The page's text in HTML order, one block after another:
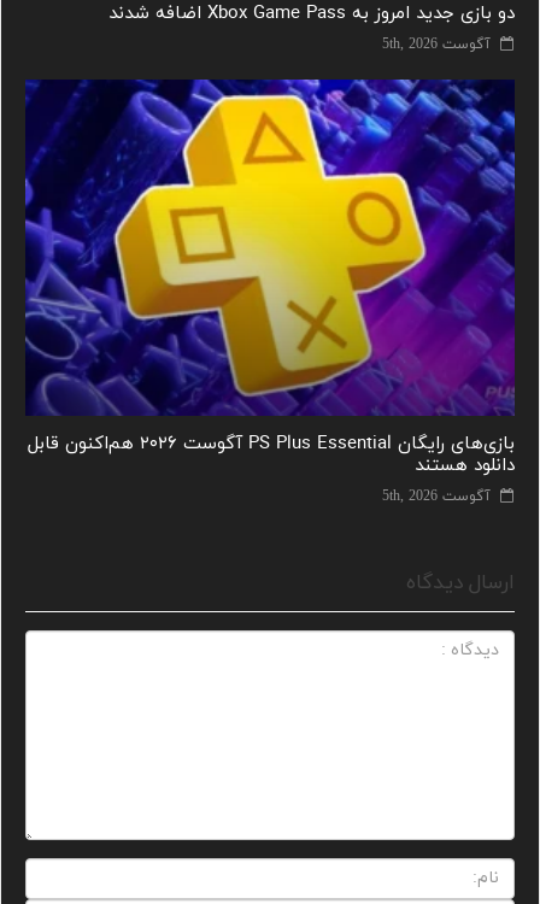
دو بازی جدید امروز به Xbox Game Pass اضافه شدند
آگوست 5th, 2026
بازی‌های رایگان PS Plus Essential آگوست ۲۰۲۶ هم‌اکنون قابل
دانلود هستند
آگوست 5th, 2026
ارسال دیدگاه